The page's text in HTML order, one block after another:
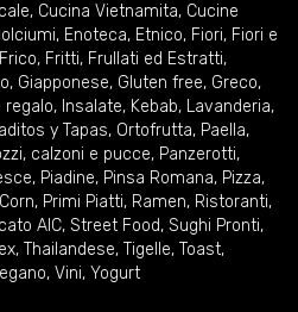
, Cucina Vietnamita, Cucine
, Enoteca, Etnico, Fiori, Fiori e
Frico, Fritti, Frullati ed Estratti,
, Giapponese, Gluten free, Greco,
regalo, Insalate, Kebab, Lavanderia,
y Tapas, Ortofrutta, Paella,
calzoni e pucce, Panzerotti,
, Piadine, Pinsa Romana, Pizza,
, Primi Piatti, Ramen, Ristoranti,
AIC, Street Food, Sughi Pronti,
, Thailandese, Tigelle, Toast,
, Vini, Yogurt